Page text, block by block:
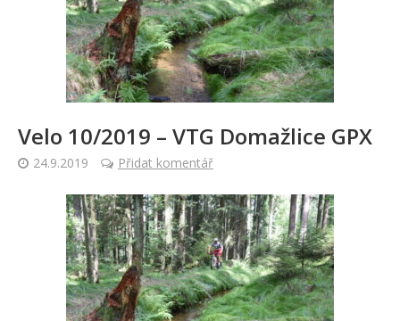
Velo 10/2019 – VTG Domažlice GPX
24.9.2019 Přidat komentář